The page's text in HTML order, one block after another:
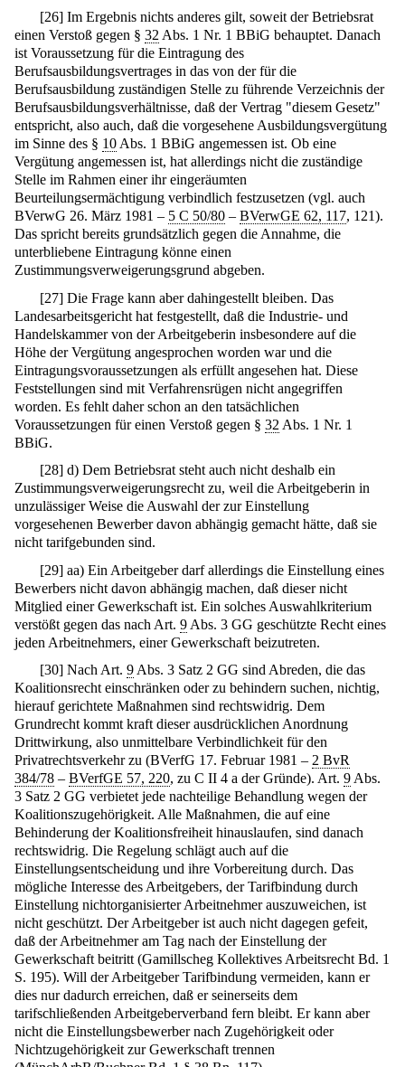
[26] Im Ergebnis nichts anderes gilt, soweit der Betriebsrat
einen Verstoß gegen § 32 Abs. 1 Nr. 1 BBiG behauptet. Danach
ist Voraussetzung für die Eintragung des
Berufsausbildungsvertrages in das von der für die
Berufsausbildung zuständigen Stelle zu führende Verzeichnis der
Berufsausbildungsverhältnisse, daß der Vertrag "diesem Gesetz"
entspricht, also auch, daß die vorgesehene Ausbildungsvergütung
im Sinne des § 10 Abs. 1 BBiG angemessen ist. Ob eine
Vergütung angemessen ist, hat allerdings nicht die zuständige
Stelle im Rahmen einer ihr eingeräumten
Beurteilungsermächtigung verbindlich festzusetzen (vgl. auch
BVerwG 26. März 1981 – 5 C 50/80 – BVerwGE 62, 117, 121).
Das spricht bereits grundsätzlich gegen die Annahme, die
unterbliebene Eintragung könne einen
Zustimmungsverweigerungsgrund abgeben.
[27] Die Frage kann aber dahingestellt bleiben. Das
Landesarbeitsgericht hat festgestellt, daß die Industrie- und
Handelskammer von der Arbeitgeberin insbesondere auf die
Höhe der Vergütung angesprochen worden war und die
Eintragungsvoraussetzungen als erfüllt angesehen hat. Diese
Feststellungen sind mit Verfahrensrügen nicht angegriffen
worden. Es fehlt daher schon an den tatsächlichen
Voraussetzungen für einen Verstoß gegen § 32 Abs. 1 Nr. 1
BBiG.
[28] d) Dem Betriebsrat steht auch nicht deshalb ein
Zustimmungsverweigerungsrecht zu, weil die Arbeitgeberin in
unzulässiger Weise die Auswahl der zur Einstellung
vorgesehenen Bewerber davon abhängig gemacht hätte, daß sie
nicht tarifgebunden sind.
[29] aa) Ein Arbeitgeber darf allerdings die Einstellung eines
Bewerbers nicht davon abhängig machen, daß dieser nicht
Mitglied einer Gewerkschaft ist. Ein solches Auswahlkriterium
verstößt gegen das nach Art. 9 Abs. 3 GG geschützte Recht eines
jeden Arbeitnehmers, einer Gewerkschaft beizutreten.
[30] Nach Art.9 Abs. 3 Satz 2 GG sind Abreden, die das
Koalitionsrecht einschränken oder zu behindern suchen, nichtig,
hierauf gerichtete Maßnahmen sind rechtswidrig. Dem
Grundrecht kommt kraft dieser ausdrücklichen Anordnung
Drittwirkung, also unmittelbare Verbindlichkeit für den
Privatrechtsverkehr zu (BVerfG 17. Februar 1981 – 2 BvR
384/78 – BVerfGE 57, 220, zu C II 4 a der Gründe). Art. 9 Abs.
3 Satz 2 GG verbietet jede nachteilige Behandlung wegen der
Koalitionszugehörigkeit. Alle Maßnahmen, die auf eine
Behinderung der Koalitionsfreiheit hinauslaufen, sind danach
rechtswidrig. Die Regelung schlägt auch auf die
Einstellungsentscheidung und ihre Vorbereitung durch. Das
mögliche Interesse des Arbeitgebers, der Tarifbindung durch
Einstellung nichtorganisierter Arbeitnehmer auszuweichen, ist
nicht geschützt. Der Arbeitgeber ist auch nicht dagegen gefeit,
daß der Arbeitnehmer am Tag nach der Einstellung der
Gewerkschaft beitritt (Gamillscheg Kollektives Arbeitsrecht Bd. 1
S. 195). Will der Arbeitgeber Tarifbindung vermeiden, kann er
dies nur dadurch erreichen, daß er seinerseits dem
tarifschließenden Arbeitgeberverband fern bleibt. Er kann aber
nicht die Einstellungsbewerber nach Zugehörigkeit oder
Nichtzugehörigkeit zur Gewerkschaft trennen